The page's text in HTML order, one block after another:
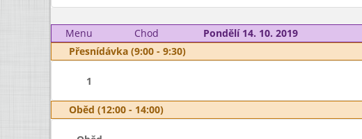
Menu
Chod
Pondělí 14. 10. 2019
Přesnídávka (9:00 - 9:30)
1
Oběd (12:00 - 14:00)